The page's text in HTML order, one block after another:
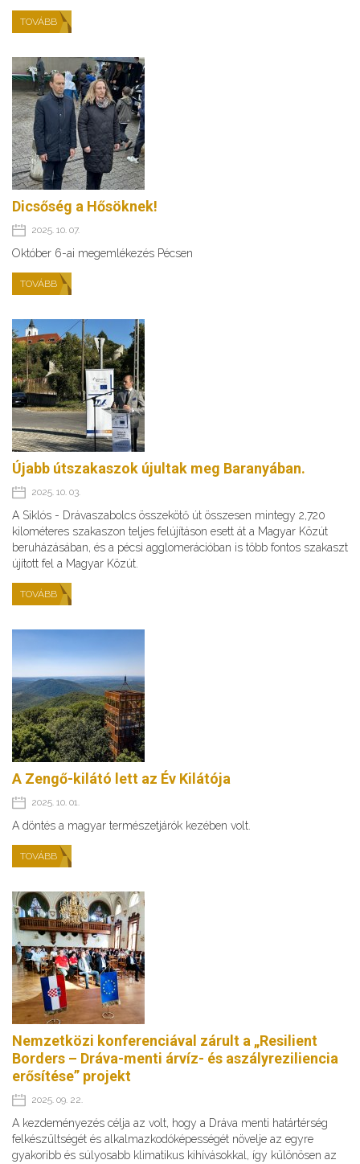
TOVÁBB
Dicsőség a Hősöknek!
2025. 10. 07.
Október 6-ai megemlékezés Pécsen
TOVÁBB
Újabb útszakaszok újultak meg Baranyában.
2025. 10. 03.
A Siklós - Drávaszabolcs összekötő út összesen mintegy 2,720
kilométeres szakaszon teljes felújításon esett át a Magyar Közút
beruházásában, és a pécsi agglomerációban is több fontos szakaszt
újított fel a Magyar Közút.
TOVÁBB
A Zengő-kilátó lett az Év Kilátója
2025. 10. 01.
A döntés a magyar természetjárók kezében volt.
TOVÁBB
Nemzetközi konferenciával zárult a „Resilient
Borders – Dráva-menti árvíz- és aszályreziliencia
erősítése” projekt
2025. 09. 22.
A kezdeményezés célja az volt, hogy a Dráva menti határtérség
felkészültségét és alkalmazkodóképességét növelje az egyre
gyakoribb és súlyosabb klimatikus kihívásokkal, így különösen az